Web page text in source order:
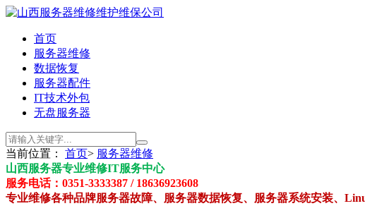
首页
服务器维修
数据恢复
服务器配件
IT技术外包
无盘服务器
当前位置： 首页> 服务器维修
山西服务器专业维修IT服务中心
服务电话：0351-3333387 / 18636923608
专业维修各种品牌服务器故障、服务器数据恢复、服务器系统安装、